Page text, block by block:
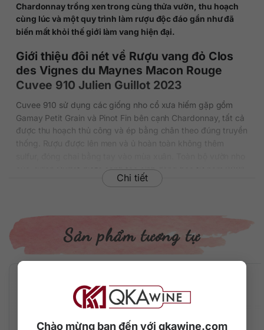
Chào mừng bạn đến với qkawine.com
Chardonnay trồng xen trong cùng thửa vườn, thu hoạch
cùng lúc và một quy trình làm rượu độc đáo gần như đã
biến mất khỏi thế giới làm vang hiện đại.
Giới thiệu đôi nét về Rượu vang đỏ Clos
des Vignes du Maynes Macon Rouge
Cuvee 910 Julien Guillot 2023
Cuvee 910 sử dụng các giống nho cổ xưa hiếm gặp gồm
Gamay Petit Grain và Pinot Fin bên cạnh Chardonnay, tất cả
được thu hoạch thủ công và ép bằng chân theo đúng truyền
thống. Rượu được lên men và ủ hoàn toàn không thêm
của Julien Guillot được canh tác sinh động học từ năm 2001
trên nền đá hồng granite và đá vôi đặc trưng của Cruzille.
Thông tin chi tiết về rượu
• Xuất xứ: Pháp
• Vùng làm vang: Macon, Burgundy
• Phân loại rượu: Rượu vang đỏ
• Giống nho: Gamay, Pinot Noir, Chardonnay
• Dung tích: 750ml
Chi tiết
Sản phẩm tương tự